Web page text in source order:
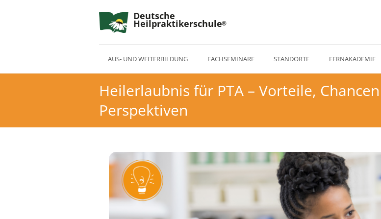
Deutsche
Heilpraktikerschule
AUS- UND WEITERBILDUNG FACHSEMINARE STANDORTE FERNAKADEMIE
Heilerlaubnis für PTA – Vorteile,
Perspektiven